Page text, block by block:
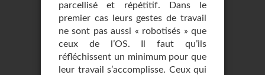
parcellisé et répétitif. Dans le
premier cas leurs gestes de travail
ne sont pas aussi « robotisés » que
ceux de l’OS. Il faut qu’ils
réfléchissent un minimum pour que
leur travail s’accomplisse. Ceux qui